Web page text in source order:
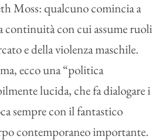
Moss: qualcuno comincia a
continuità con cui assume ruoli
e della violenza maschile.
ecco una “politica
lucida, che fa dialogare i
sempre con il fantastico
contemporaneo importante.